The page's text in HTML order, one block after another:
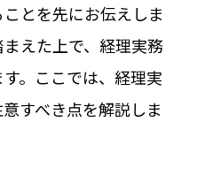
とを先にお伝えしま
えた上で、経理実務
。ここでは、経理実
すべき点を解説しま